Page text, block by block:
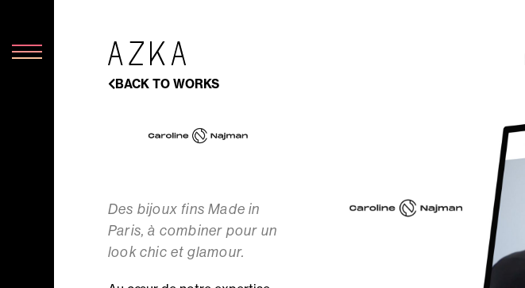
BACK TO WORKS
Des bijoux fins Made in
Paris, à combiner pour un
look chic et glamour.